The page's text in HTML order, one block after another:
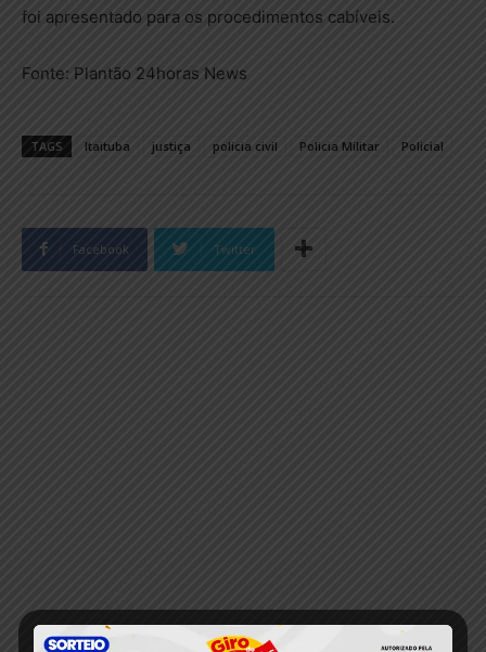
foi apresentado para os procedimentos cabíveis.
Fonte: Plantão 24horas News
TAGS Itaituba justiça policia civil Policia Militar Policial
Facebook Twitter